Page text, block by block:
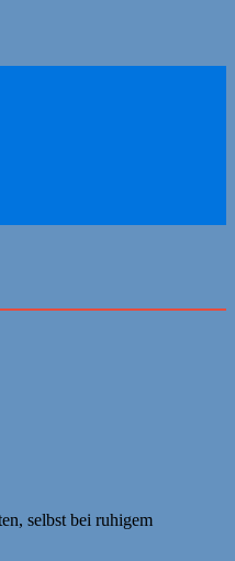
selbst bei ruhigem